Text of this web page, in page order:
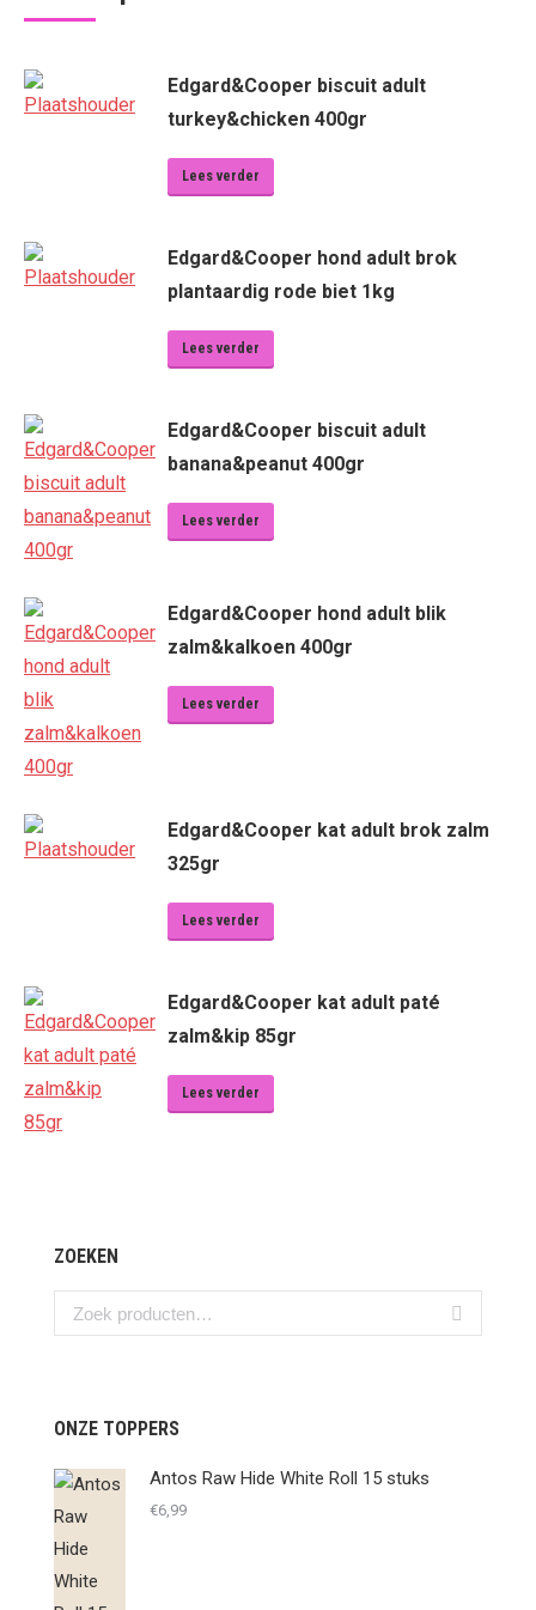
Edgard&Cooper biscuit adult
turkey&chicken 400gr
Lees verder
Edgard&Cooper hond adult brok
plantaardig rode biet 1kg
Lees verder
Edgard&Cooper biscuit adult
banana&peanut 400gr
Lees verder
Edgard&Cooper hond adult blik
zalm&kalkoen 400gr
Lees verder
Edgard&Cooper kat adult brok zalm
325gr
Lees verder
Edgard&Cooper kat adult paté
zalm&kip 85gr
Lees verder
ZOEKEN
ONZE TOPPERS
Antos Raw Hide White Roll 15 stuks
€6,99